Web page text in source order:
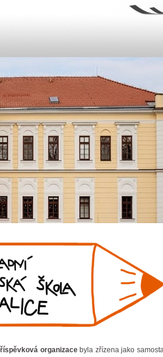
organizacebyla zřízena jako